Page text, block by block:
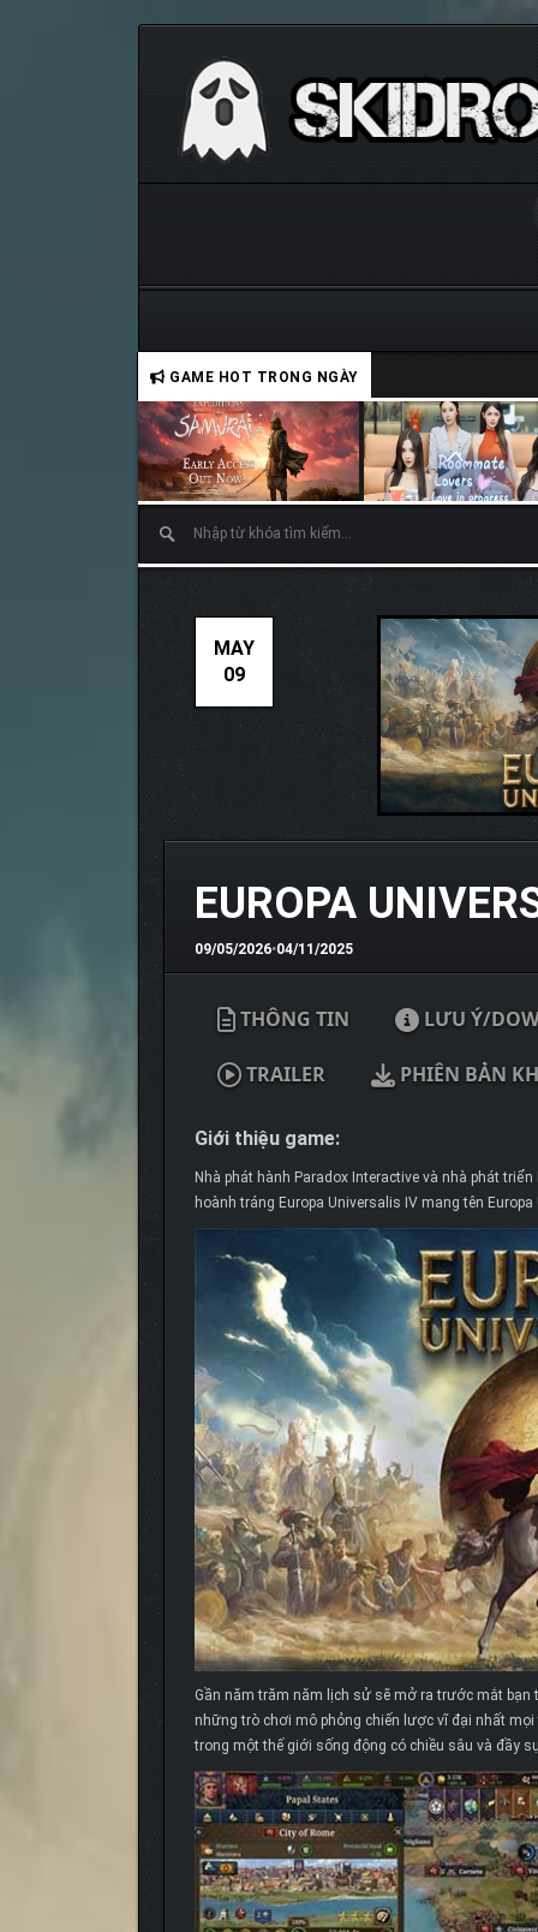
GAME HOT TRONG NGÀY
MAY
09
EUROPA
09/05/2026•04/11/2025
THÔNG TIN LƯU Ý/
TRAILER PHIÊN BẢN
Giới thiệu game:
Nhà phát hành Paradox Interactive và nhà phát
hoành tráng Europa Universalis IV mang tên
Gần năm trăm năm lịch sử sẽ mở ra trước mắt bạn
những trò chơi mô phỏng chiến lược vĩ đại nhất
trong một thế giới sống động có chiều sâu và đầy